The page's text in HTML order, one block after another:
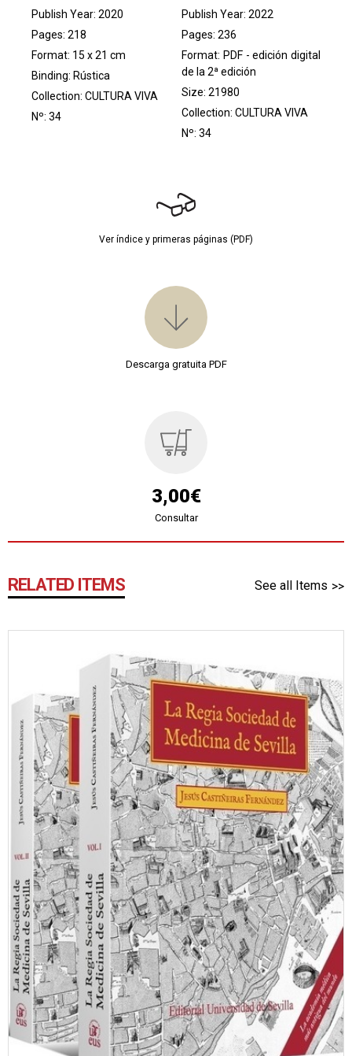
Publish Year: 2020
Pages: 218
Format: 15 x 21 cm
Binding: Rústica
Collection: CULTURA VIVA
Nº: 34
Publish Year: 2022
Pages: 236
Format: PDF - edición digital
de la 2ª edición
Size: 21980
Collection:CULTURA VIVA
Nº: 34
Ver índice y primeras páginas (PDF)
Descarga gratuita PDF
3,00€
Consultar
RELATED ITEMS See all Items